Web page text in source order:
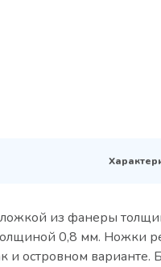
из фанеры
0,8 мм. Ножки
и островном варианте.